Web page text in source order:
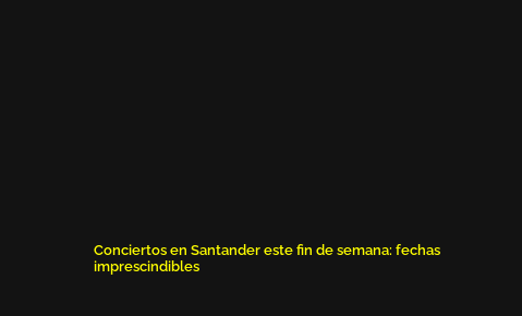
Conciertos en Santander este fin de semana: fechas
imprescindibles